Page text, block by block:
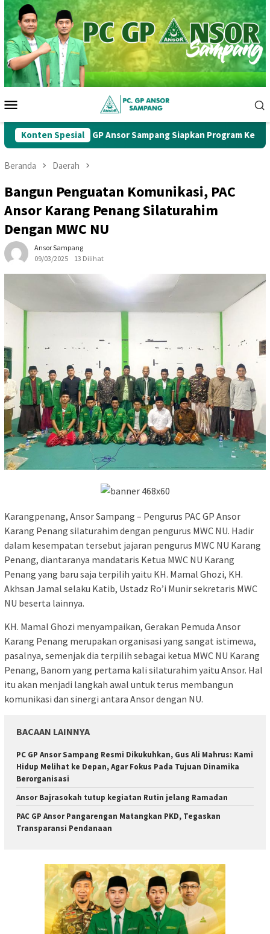
Loncat
ke
konten
Mobile
Konten Spesial
Ke-1, PC GP Ansor Sampang Siapkan Program Kerja Strategis
Beranda Daerah
Bangun Penguatan Komunikasi, PAC
Ansor Karang Penang Silaturahim
Dengan MWC NU
Ansor Sampang
09/03/2025
13 Dilihat
Karangpenang, Ansor Sampang – Pengurus PAC GP Ansor
Karang Penang silaturahim dengan pengurus MWC NU. Hadir
dalam kesempatan tersebut jajaran pengurus MWC NU Karang
Penang, diantaranya mandataris Ketua MWC NU Karang
Penang yang baru saja terpilih yaitu KH. Mamal Ghozi, KH.
Akhsan Jamal selaku Katib, Ustadz Ro’i Munir sekretaris MWC
NU beserta lainnya.
KH. Mamal Ghozi menyampaikan, Gerakan Pemuda Ansor
Karang Penang merupakan organisasi yang sangat istimewa,
pasalnya, semenjak dia terpilih sebagai ketua MWC NU Karang
Penang, Banom yang pertama kali silaturahim yaitu Ansor. Hal
itu akan menjadi langkah awal untuk terus membangun
komunikasi dan sinergi antara Ansor dengan NU.
BACAAN LAINNYA
PC GP Ansor Sampang Resmi Dikukuhkan, Gus Ali Mahrus: Kami
Hidup Melihat ke Depan, Agar Fokus Pada Tujuan Dinamika
Berorganisasi
Ansor Bajrasokah tutup kegiatan Rutin jelang Ramadan
PAC GP Ansor Pangarengan Matangkan PKD, Tegaskan
Transparansi Pendanaan